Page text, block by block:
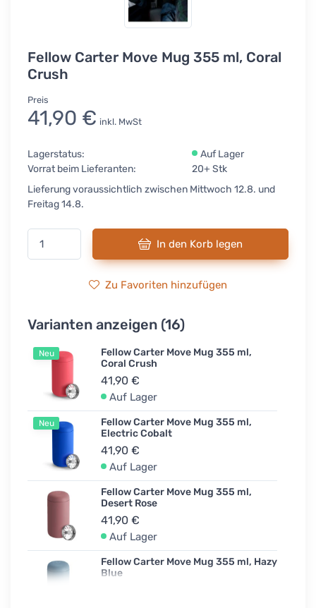
Fellow Carter Move Mug 355 ml, Coral
Crush
Preis
41,90 € inkl. MwSt
Lagerstatus:
Auf Lager
Vorrat beim Lieferanten:
20+ Stk
Lieferung voraussichtlich zwischen Mittwoch 12.8. und
Freitag 14.8.
In den Korb legen
Zu Favoriten hinzufügen
Varianten anzeigen (16)
Neu
Fellow Carter Move Mug 355 ml,
Coral Crush
41,90 €
Auf Lager
Neu
Fellow Carter Move Mug 355 ml,
Electric Cobalt
41,90 €
Auf Lager
Fellow Carter Move Mug 355 ml,
Desert Rose
41,90 €
Auf Lager
Fellow Carter Move Mug 355 ml, Hazy
Blue